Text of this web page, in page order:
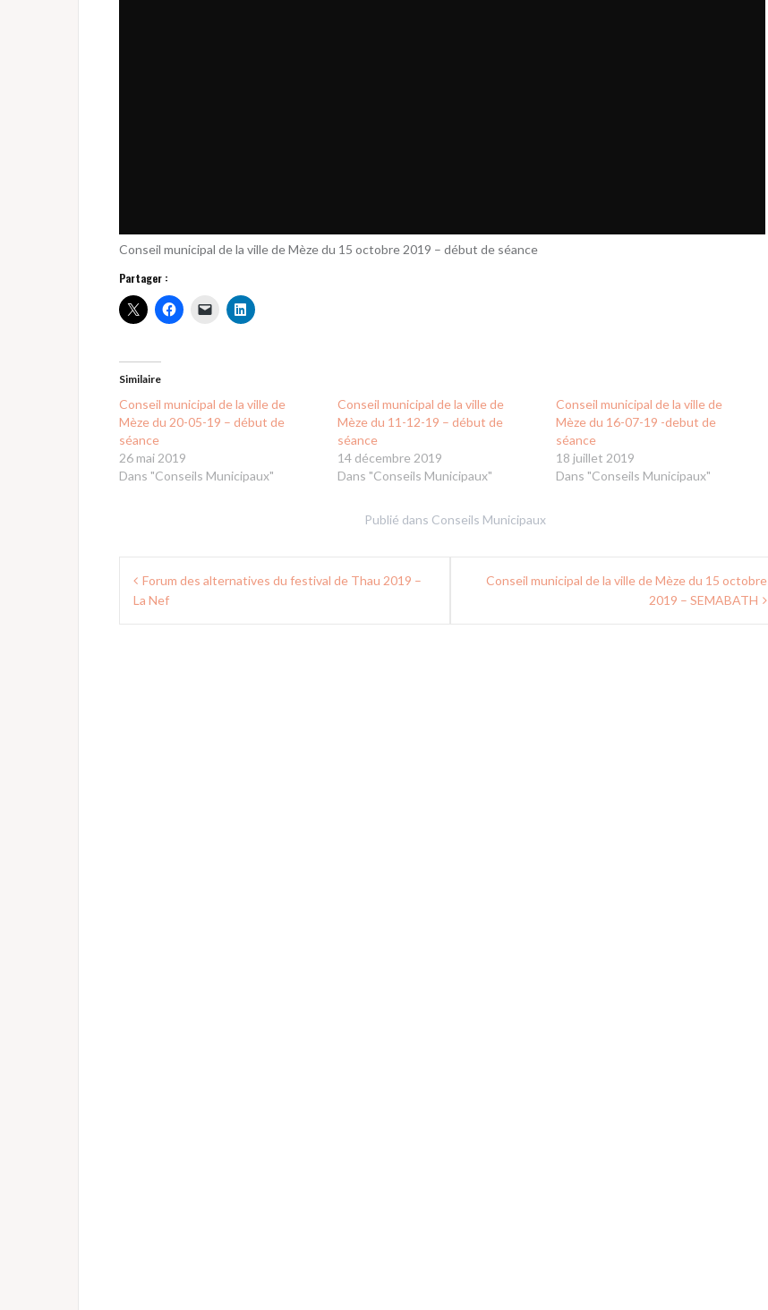
Conseil municipal de la ville de Mèze du 15 octobre 2019 – début de séance
Partager :
Similaire
Conseil municipal de la ville de
Mèze du 20-05-19 – début de
séance
26 mai 2019
Dans "Conseils Municipaux"
Conseil municipal de la ville de
Mèze du 11-12-19 – début de
séance
14 décembre 2019
Dans "Conseils Municipaux"
Conseil municipal de la ville de
Mèze du 16-07-19 -debut de
séance
18 juillet 2019
Dans "Conseils Municipaux"
Publié dans Conseils Municipaux
Navigation
deForum des alternatives du festival de Thau 2019 –
La Nef
Conseil municipal de la ville de Mèze du 15 octobre
2019 – SEMABATH